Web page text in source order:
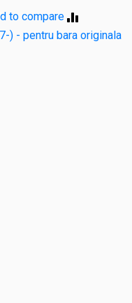
to compare
) - pentru bara originala